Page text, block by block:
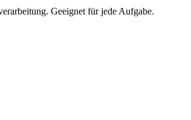
Geeignet für jede Aufgabe.